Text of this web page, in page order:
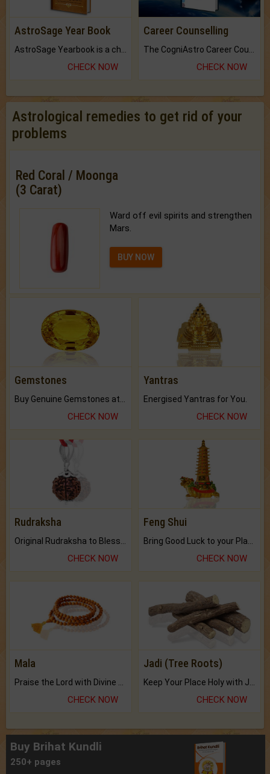
AstroSage Year Book
CHECK NOW
Career Counselling
CHECK NOW
Astrological remedies to get rid of your
problems
Red Coral / Moonga
(3 Carat)
Ward off evil spirits and strengthen
Mars.
BUY NOW
Gemstones
CHECK NOW
Yantras
Energised Yantras for You.
CHECK NOW
Rudraksha
CHECK NOW
Feng Shui
CHECK NOW
Mala
Praise the Lord with Divine Energies of Mala.
CHECK NOW
Jadi (Tree Roots)
Keep Your Place Holy with Jadi.
CHECK NOW
Buy Brihat Kundli
250+ pages